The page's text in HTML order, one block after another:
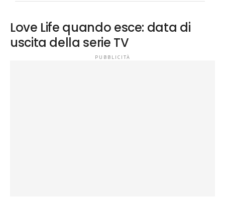
Love Life quando esce: data di
uscita della serie TV